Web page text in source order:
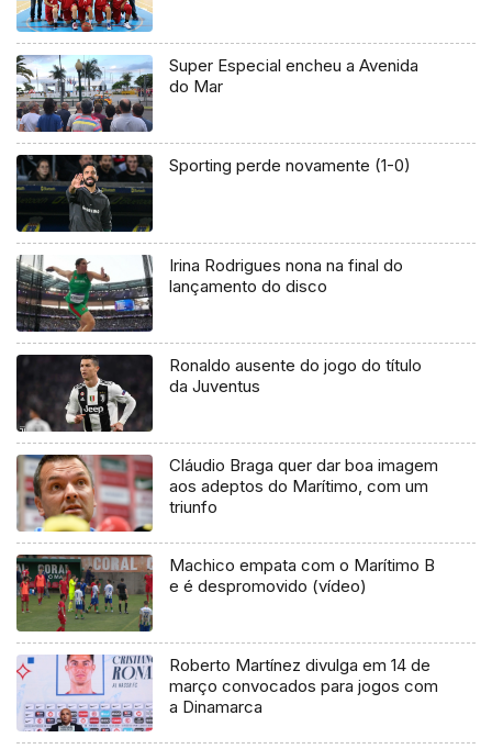
Super Especial encheu a Avenida
do Mar
Sporting perde novamente (1-0)
Irina Rodrigues nona na final do
lançamento do disco
Ronaldo ausente do jogo do título
da Juventus
Cláudio Braga quer dar boa imagem
aos adeptos do Marítimo, com um
triunfo
Machico empata com o Marítimo B
e é despromovido (vídeo)
Roberto Martínez divulga em 14 de
março convocados para jogos com
a Dinamarca